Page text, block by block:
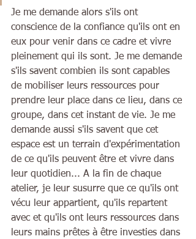
Je me demande alors s'ils ont
conscience de la confiance qu'ils ont en
eux pour venir dans ce cadre et vivre
pleinement qui ils sont. Je me demande
s'ils savent combien ils sont capables
de mobiliser leurs ressources pour
prendre leur place dans ce lieu, dans ce
groupe, dans cet instant de vie. Je me
demande aussi s'ils savent que cet
espace est un terrain d'expérimentation
de ce qu'ils peuvent être et vivre dans
leur quotidien... A la fin de chaque
atelier, je leur susurre que ce qu'ils ont
vécu leur appartient, qu'ils repartent
avec et qu'ils ont leurs ressources dans
leurs mains prêtes à être investies dans